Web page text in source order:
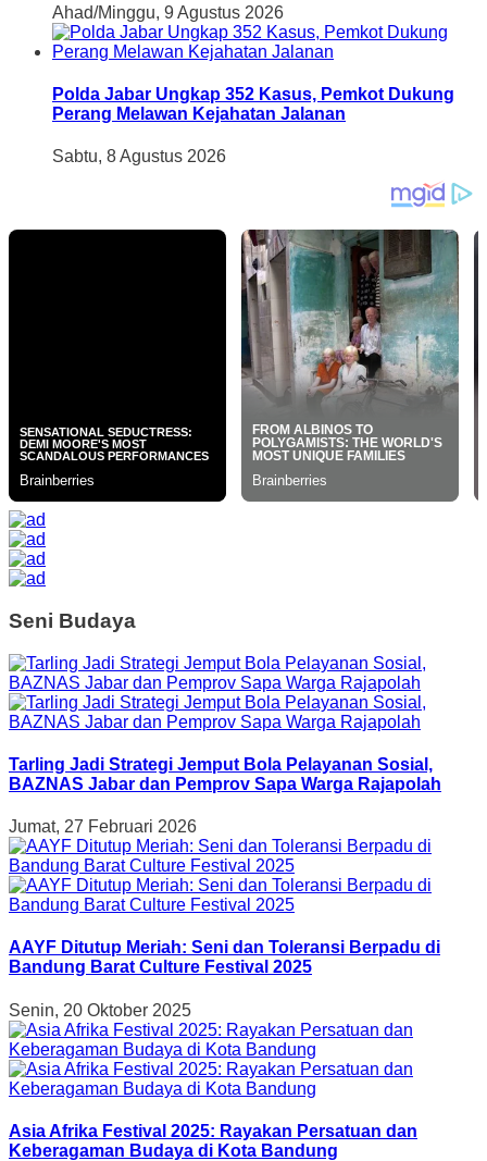
Ahad/Minggu, 9 Agustus 2026
Polda Jabar Ungkap 352 Kasus, Pemkot Dukung
Perang Melawan Kejahatan Jalanan
Sabtu, 8 Agustus 2026
Seni Budaya
Tarling Jadi Strategi Jemput Bola Pelayanan Sosial,
BAZNAS Jabar dan Pemprov Sapa Warga Rajapolah
Jumat, 27 Februari 2026
AAYF Ditutup Meriah: Seni dan Toleransi Berpadu di
Bandung Barat Culture Festival 2025
Senin, 20 Oktober 2025
Asia Afrika Festival 2025: Rayakan Persatuan dan
Keberagaman Budaya di Kota Bandung